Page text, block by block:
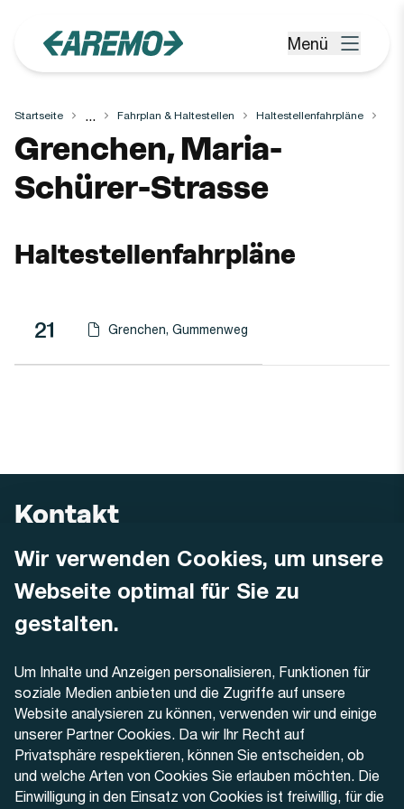
Wir verwenden Cookies, um unsere
Webseite optimal für Sie zu
gestalten.
Um Inhalte und Anzeigen personalisieren, Funktionen für
soziale Medien anbieten und die Zugriffe auf unsere
Website analysieren zu können, verwenden wir und einige
unserer Partner Cookies. Da wir Ihr Recht auf
Privatsphäre respektieren, können Sie entscheiden, ob
und welche Arten von Cookies Sie erlauben möchten. Die
Einwilligung in den Einsatz von Cookies ist freiwillig, für die
Menü öffnen
Menü
Startseite ... Fahrplan & Haltestellen Haltestellenfahrpläne
Haltestelle
Grenchen, Maria-
Schürer-Strasse
Haltestellenfahrpläne
Linie Richtung
Linie
21 Haltestellen-PDF herunterladen für
Grenchen, Gummenweg
(Öffnet in einen neuen Tab oder Fenster)
Kontakt
AREMO
Dornacherstrasse 48
4500 Solothurn
+41 32 622 37 22
Kontaktformular